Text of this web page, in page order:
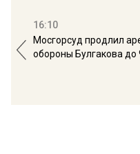
16:10
Мосгорсуд продлил
обороны Булгакова до